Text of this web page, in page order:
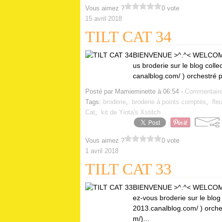
Vous aimez ?
0 vote
15 avril 2018
TILT CAT 34
BIENVENUE >^.^<
us broderie sur le blog
canalblog.com/ ) orchestré
Posté par Mamieminette à 06:54 -
Tags: broderie, broderie à points comptés,
Cat, kit de Yiota's Xstitch
Vous aimez ?
0 vote
1 avril 2018
TILT CAT 33
BIENVENUE >^.^<
ez-vous broderie sur le
2013.canalblog.com/ )
m/)...